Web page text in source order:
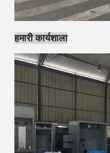
हमारी कार्यशाला